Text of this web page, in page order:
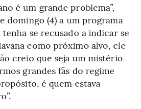
é um grande problema”,
domingo (4) a um programa
tenha se recusado a indicar se
como próximo alvo, ele
creio que seja um mistério
grandes fãs do regime
é quem estava